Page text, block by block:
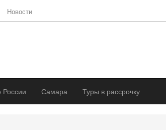
Новости
Самара Туры в рассрочку